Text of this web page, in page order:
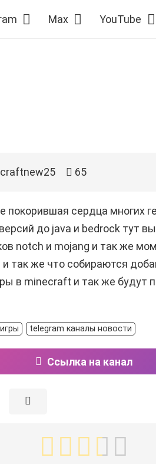
Max YouTube
65
покорившая сердца многих
до java и bedrock тут
notch и mojang и так же
так же что собираются
в minecraft и так же будут
telegram каналы новости
Ссылка на канал